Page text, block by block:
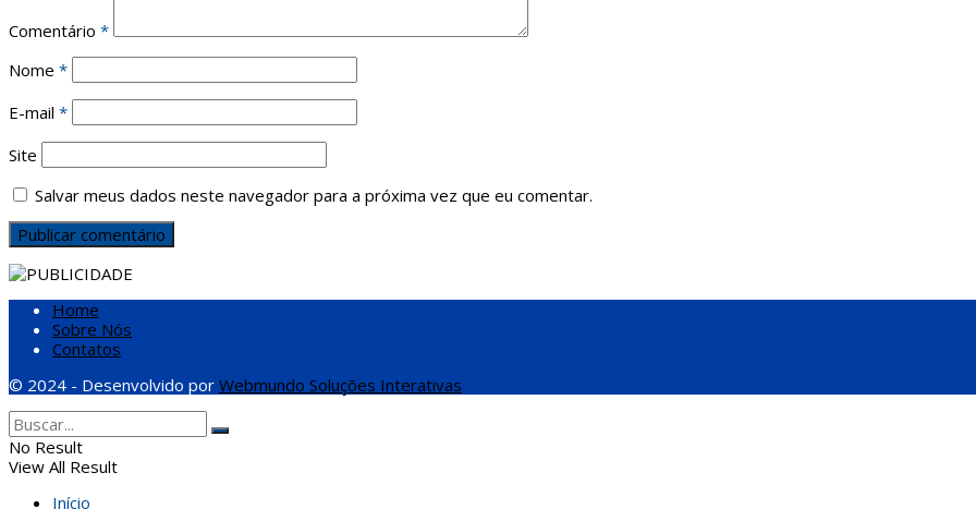
Comentário *
Nome *
E-mail *
Site
Salvar meus dados neste navegador para a próxima vez que eu comentar.
Home
Sobre Nós
Contatos
© 2024 - Desenvolvido por Webmundo Soluções Interativas
No Result
View All Result
Início